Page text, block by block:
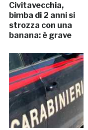
Civitavecchia,
bimba di 2 anni si
strozza con una
banana: è grave